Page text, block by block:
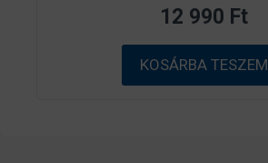
5
b
ő
l
12 990 Ft
KOSÁRBA TESZEM